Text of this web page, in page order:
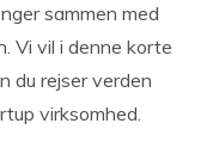
sammen med
Vi vil i denne korte
du rejser verden
virksomhed.